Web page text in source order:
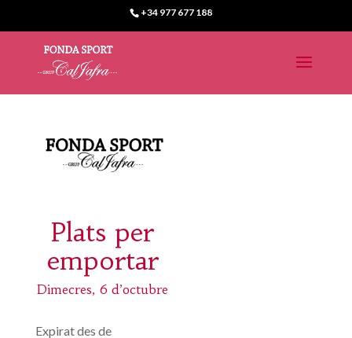
+34 977 677 188
Plats per
emportar
Dimecres, 6 d’octubre
Expirat des de